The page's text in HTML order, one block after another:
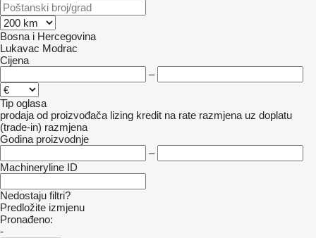
Bosna i Hercegovina
Lukavac Modrac
Cijena
–
Tip oglasa
prodaja od proizvođača lizing kredit na rate razmjena uz doplatu
(trade-in) razmjena
Godina proizvodnje
–
Machineryline ID
Nedostaju filtri?
Predložite izmjenu
Pronađeno:
-